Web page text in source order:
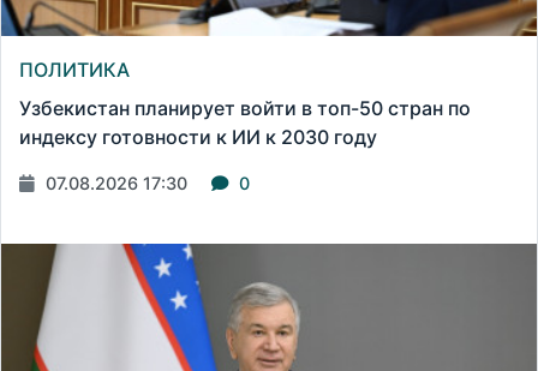
ПОЛИТИКА
Узбекистан планирует войти в топ-50 стран по
индексу готовности к ИИ к 2030 году
07.08.2026 17:30 0